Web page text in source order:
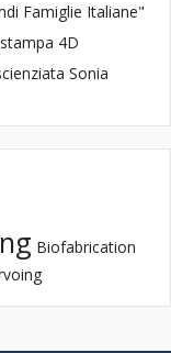
Famiglie Italiane"
4D
Sonia
Biofabrication